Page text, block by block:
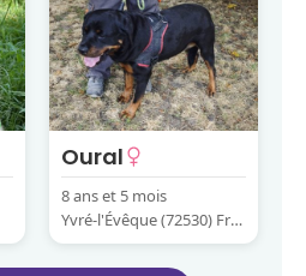
Oural
8 ans et 5 mois
Yvré-l'Évêque (72530) Fra
nce